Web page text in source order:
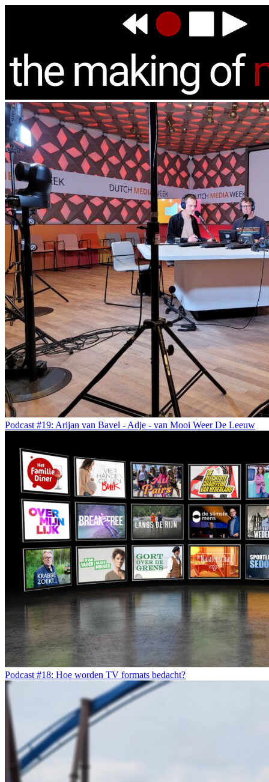
Podcast #19: Arijan van Bavel - Adje - van Mooi Weer De Leeuw
Podcast #18: Hoe worden TV formats bedacht?